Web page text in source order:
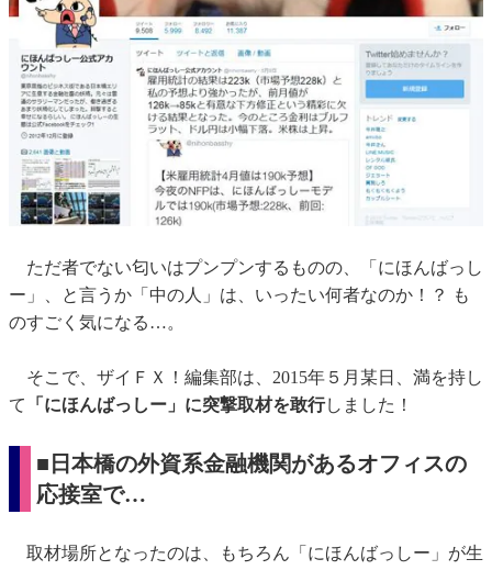
ただ者でない匂いはプンプンするものの、「にほんばっし
ー」、と言うか「中の人」は、いったい何者なのか！？ も
のすごく気になる…。
そこで、ザイＦＸ！編集部は、2015年５月某日、満を持し
て
「にほんばっしー」に突撃取材を敢行しました！
■日本橋の外資系金融機関があるオフィスの
応接室で…
取材場所となったのは、もちろん「にほんばっしー」が生